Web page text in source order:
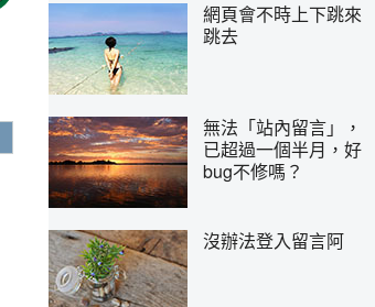
網頁會不時上下跳來
跳去
無法「站內留言」，
已超過一個半月，好
bug不修嗎？
沒辦法登入留言阿